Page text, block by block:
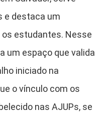
e destaca um
estudantes. Nesse
um espaço que valida
iniciado na
o vínculo com os
nas AJUPs, se